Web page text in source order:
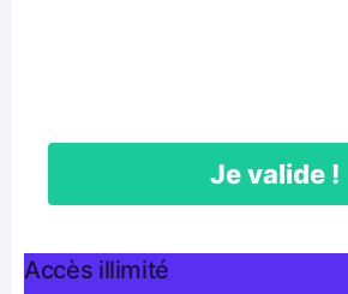
Je valide !
Accès illimité